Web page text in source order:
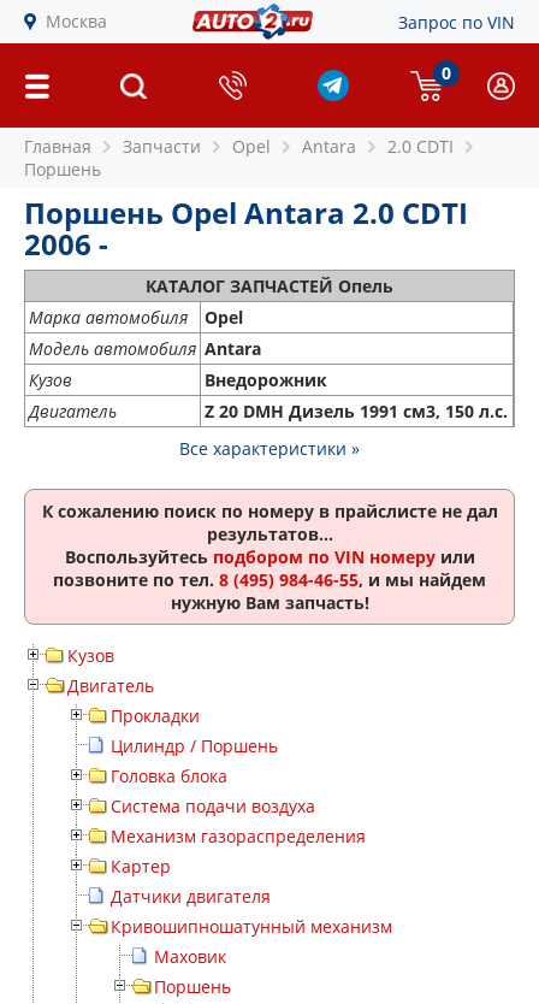
Москва Запрос по VIN
0
Главная Запчасти Opel Antara
2.0 CDTI
Поршень
Поршень Opel Antara 2.0 CDTI
2006 -
КАТАЛОГ ЗАПЧАСТЕЙ Опель
Марка автомобиля
Opel
Модель автомобиля Antara
Кузов
Внедорожник
Двигатель
Z 20 DMH Дизель 1991 см3, 150 л.с.
Все характеристики »
К сожалению поиск по номеру в прайслисте не дал
результатов...
Воспользуйтесь подбором по VIN номеруили
позвоните по тел. 8 (495) 984-46-55, и мы найдем
нужную Вам запчасть!
Кузов
Двигатель
Прокладки
Цилиндр / Поршень
Головка блока
Система подачи воздуха
Механизм газораспределения
Картер
Датчики двигателя
Кривошипношатунный механизм
Маховик
Поршень